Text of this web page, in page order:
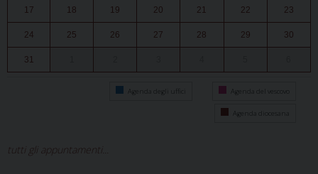
17 18 19 20 21 22 23
24 25 26 27 28 29 30
31
Agenda degli uffici Agenda del vescovo
Agenda diocesana
tutti gli appuntamenti...